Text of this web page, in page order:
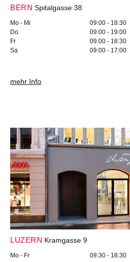
BERN Spitalgasse 38
Mo - Mi
09:00 - 18:30
Do
09:00 - 19:00
Fr
09:00 - 18:30
Sa
09:00 - 17:00
mehr Info
LUZERN Kramgasse 9
Mo - Fr
09:30 - 18:30